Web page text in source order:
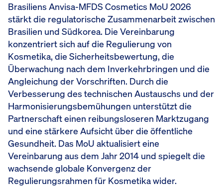
Brasiliens Anvisa-MFDS Cosmetics MoU 2026
stärkt die regulatorische Zusammenarbeit zwischen
Brasilien und Südkorea. Die Vereinbarung
konzentriert sich auf die Regulierung von
Kosmetika, die Sicherheitsbewertung, die
Überwachung nach dem Inverkehrbringen und die
Angleichung der Vorschriften. Durch die
Verbesserung des technischen Austauschs und der
Harmonisierungsbemühungen unterstützt die
Partnerschaft einen reibungsloseren Marktzugang
und eine stärkere Aufsicht über die öffentliche
Gesundheit. Das MoU aktualisiert eine
Vereinbarung aus dem Jahr 2014 und spiegelt die
wachsende globale Konvergenz der
Regulierungsrahmen für Kosmetika wider.